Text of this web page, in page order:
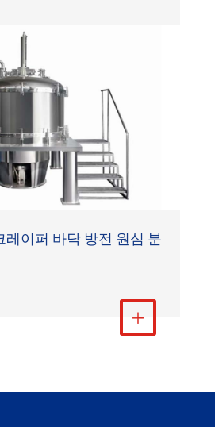
레이퍼 바닥 방전 원심 분
더 보기
